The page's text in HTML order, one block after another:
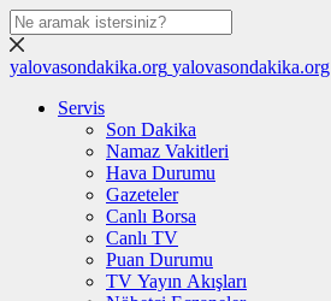
yalovasondakika.org yalovasondakika.org
Servis
Son Dakika
Namaz Vakitleri
Hava Durumu
Gazeteler
Canlı Borsa
Canlı TV
Puan Durumu
TV Yayın Akışları